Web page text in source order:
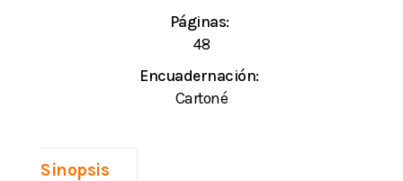
Páginas:
48
Encuadernación:
Cartoné
Sinopsis